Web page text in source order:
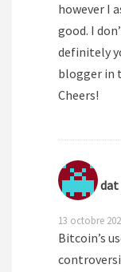
however I
good. I
definitely
blogger in
Cheers!
dat
13 octobre
Bitcoin’s